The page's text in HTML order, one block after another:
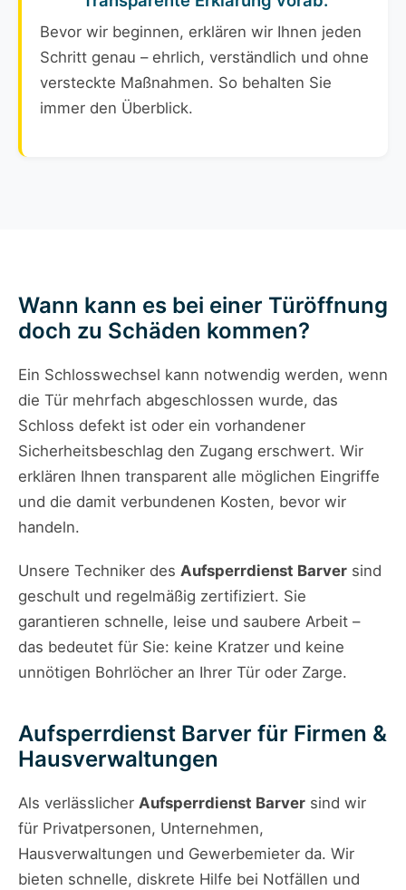
Bevor wir beginnen, erklären wir Ihnen jeden
Schritt genau – ehrlich, verständlich und ohne
versteckte Maßnahmen. So behalten Sie
immer den Überblick.
Wann kann es bei einer Türöffnung
doch zu Schäden kommen?
Ein Schlosswechsel kann notwendig werden, wenn
die Tür mehrfach abgeschlossen wurde, das
Schloss defekt ist oder ein vorhandener
Sicherheitsbeschlag den Zugang erschwert. Wir
erklären Ihnen transparent alle möglichen Eingriffe
und die damit verbundenen Kosten, bevor wir
handeln.
Unsere Techniker des Aufsperrdienst Barver sind
geschult und regelmäßig zertifiziert. Sie
garantieren schnelle, leise und saubere Arbeit –
das bedeutet für Sie: keine Kratzer und keine
unnötigen Bohrlöcher an Ihrer Tür oder Zarge.
Aufsperrdienst Barver für Firmen &
Hausverwaltungen
Als verlässlicher Aufsperrdienst Barver sind wir
für Privatpersonen, Unternehmen,
Hausverwaltungen und Gewerbemieter da. Wir
bieten schnelle, diskrete Hilfe bei Notfällen und